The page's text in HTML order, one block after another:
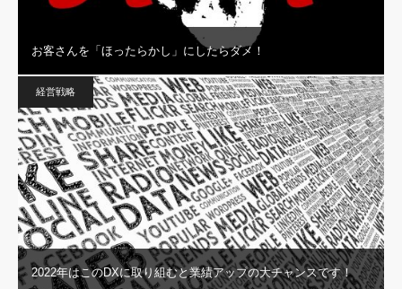
お客さんを「ほったらかし」にしたらダメ！
経営戦略
2022年はこのDXに取り組むと業績アップの大チャンスです！